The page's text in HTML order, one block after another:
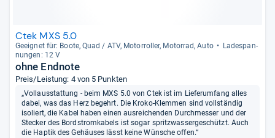
Ctek MXS 5.0
Geeig­net für: Boote, Quad / ATV, Motor­rol­ler, Motor­rad, Auto
Lade­span­
nun­gen: 12 V
ohne Endnote
Preis/Leistung: 4 von 5 Punkten
„Vollausstattung - beim MXS 5.0 von Ctek ist im Lieferumfang alles
dabei, was das Herz begehrt. Die Kroko-Klemmen sind vollständig
isoliert, die Kabel haben einen ausreichenden Durchmesser und der
Stecker des Bordstromkabels ist sogar spritzwassergeschützt. Auch
die Haptik des Gehäuses lässt keine Wünsche offen.“